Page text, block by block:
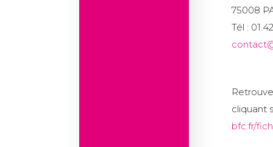
75008
Tél :
cliquant
bfc.fr/